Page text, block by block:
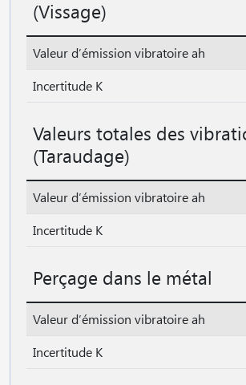
(Vissage)
Valeur d′émission vibratoire ah
Incertitude K
Valeurs totales des
(Taraudage)
Valeur d′émission vibratoire ah
Incertitude K
Perçage dans le métal
Valeur d′émission vibratoire ah
Incertitude K